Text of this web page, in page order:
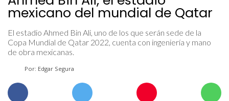
mexicano del mundial de Qatar
El estadio Ahmed Bin Ali, uno de los que serán sede de la
Copa Mundial de Qatar 2022, cuenta con ingeniería y mano
de obra mexicanas.
Por: Edgar Segura